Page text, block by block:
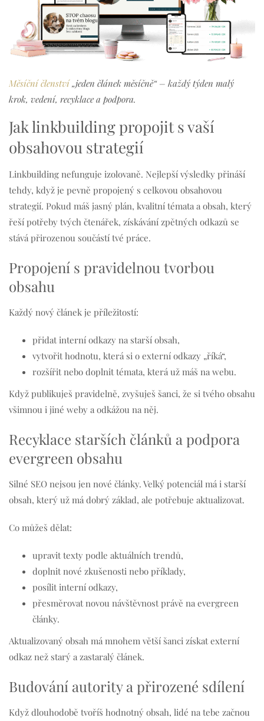
Měsíční členství„jeden článek měsíčně“ – každý týden malý
krok, vedení, recyklace a podpora.
Jak linkbuilding propojit s vaší
obsahovou strategií
Linkbuilding nefunguje izolovaně. Nejlepší výsledky přináší
tehdy, když je pevně propojený s celkovou obsahovou
strategií. Pokud máš jasný plán, kvalitní témata a obsah, který
řeší potřeby tvých čtenářek, získávání zpětných odkazů se
stává přirozenou součástí tvé práce.
Propojení s pravidelnou tvorbou
obsahu
Každý nový článek je příležitostí:
přidat interní odkazy na starší obsah,
vytvořit hodnotu, která si o externí odkazy „říká“,
rozšířit nebo doplnit témata, která už máš na webu.
Když publikuješ pravidelně, zvyšuješ šanci, že si tvého obsahu
všimnou i jiné weby a odkážou na něj.
Recyklace starších článků a podpora
evergreen obsahu
Silné SEO nejsou jen nové články. Velký potenciál má i starší
obsah, který už má dobrý základ, ale potřebuje aktualizovat.
Co můžeš dělat:
upravit texty podle aktuálních trendů,
doplnit nové zkušenosti nebo příklady,
posílit interní odkazy,
přesměrovat novou návštěvnost právě na evergreen
články.
Aktualizovaný obsah má mnohem větší šanci získat externí
odkaz než starý a zastaralý článek.
Budování autority a přirozené sdílení
Když dlouhodobě tvoříš hodnotný obsah, lidé na tebe začnou